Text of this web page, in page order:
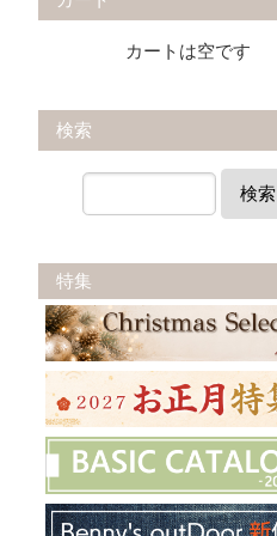
カートは空です
検索
検索
特集